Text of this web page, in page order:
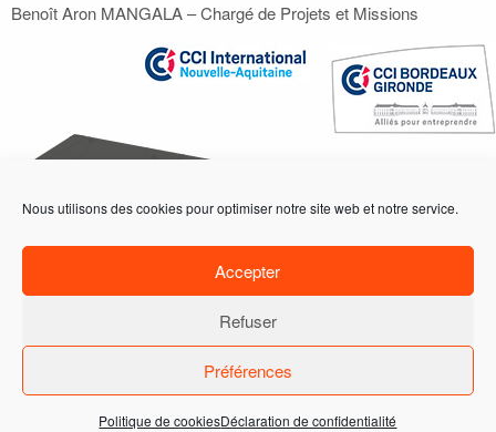
Nous utilisons des cookies pour optimiser notre site web et notre service.
Accepter
Refuser
Préférences
Politique de cookiesDéclaration de confidentialité
Benoît Aron MANGALA – Chargé de Projets et Missions
ACCUEIL
ACTIONS
PROGRAMME
DEMANDE D'INFORMATIONS
ADHÉRER
17, PLACE DE LA BOURSE 33076 BORDEAUX CEDEX | TÉL. +33 (0)6 32 26 89 81 |